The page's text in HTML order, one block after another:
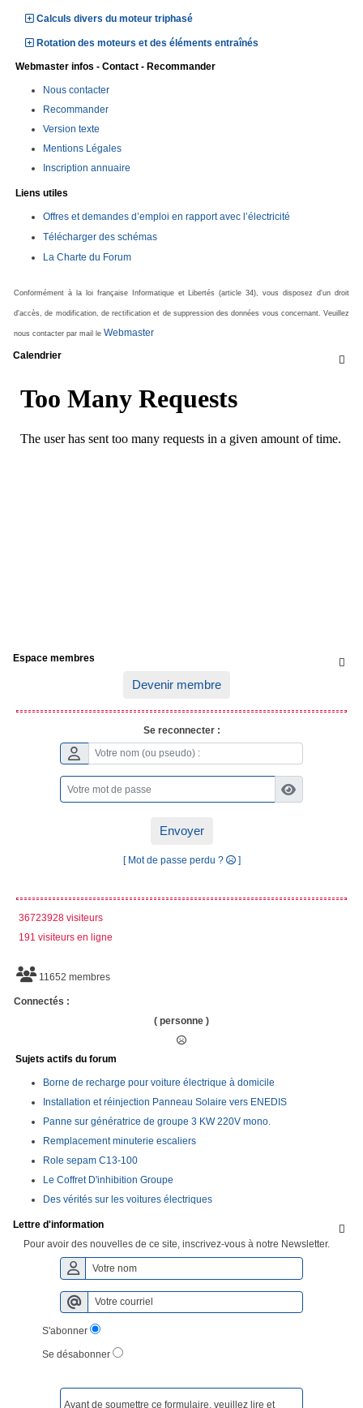
Calculs divers du moteur triphasé
Rotation des moteurs et des éléments entraînés
Webmaster infos - Contact - Recommander
Nous contacter
Recommander
Version texte
Mentions Légales
Inscription annuaire
Liens utiles
Offres et demandes d’emploi en rapport avec l’électricité
Télécharger des schémas
La Charte du Forum
Conformément à la loi française Informatique et Libertés (article 34), vous disposez d'un droit
d'accès, de modification, de rectification et de suppression des données vous concernant. Veuillez
nous contacter par mail le Webmaster

Calendrier

Espace membres
Devenir membre
Se reconnecter :
Envoyer
[ Mot de passe perdu ? ]
36723928 visiteurs
191 visiteurs en ligne
11652 membres
Connectés :
( personne )
Sujets actifs du forum
Borne de recharge pour voiture électrique à domicile
Installation et réinjection Panneau Solaire vers ENEDIS
Panne sur génératrice de groupe 3 KW 220V mono.
Remplacement minuterie escaliers
Role sepam C13-100
Le Coffret D'inhibition Groupe
Des vérités sur les voitures électriques

Lettre d'information
Pour avoir des nouvelles de ce site, inscrivez-vous à notre Newsletter.
S'abonner
Se désabonner
Avant de soumettre ce formulaire, veuillez lire et